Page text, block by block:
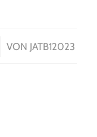
VON JATB12023